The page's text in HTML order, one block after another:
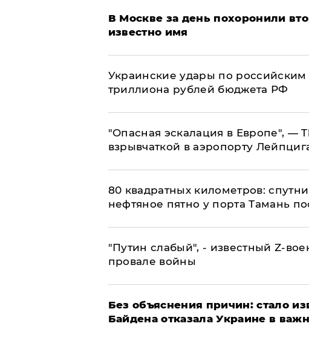
В Москве за день похоронили
известно имя
Украинские удары по
триллиона рублей бюджета РФ
"Опасная эскалация в Европе", —
взрывчаткой в аэропорту
80 квадратных километров:
нефтяное пятно у порта Тамань
​"Путин слабый", - известный Z-
провале войны
Без объяснения причин: стало
Байдена отказала Украине в